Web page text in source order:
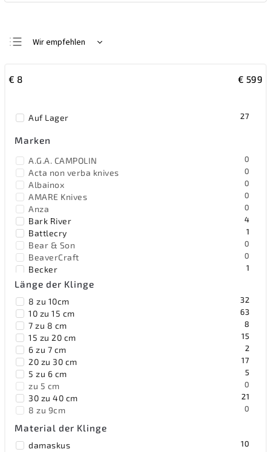
Wir empfehlen
Alphabetisch
€ 8 € 599
Auf Lager 27
Marken
A.G.A. CAMPOLIN 0
Acta non verba knives 0
Albainox 0
AMARE Knives 0
Anza 0
Bark River 4
Battlecry 1
Bear & Son 0
BeaverCraft 0
Becker 1
Benchmade
Bestech Knives 0
Black Fox Knives 0
Blackhawk 0
Blackjack 0
Böker Solingen 4
Bradford Knives 0
Browning 2
Buck 5
BucknBear 0
Civivi 0
Cold Steel
4
Länge der Klinge
8 zu 10cm 32
10 zu 15 cm 63
7 zu 8 cm 8
15 zu 20 cm 15
6 zu 7 cm 2
20 zu 30 cm 17
5 zu 6 cm 5
zu 5 cm 0
30 zu 40 cm 21
8 zu 9cm 0
9 zu 10cm
60 zu 70 cm 3
Material der Klinge
damaskus
10